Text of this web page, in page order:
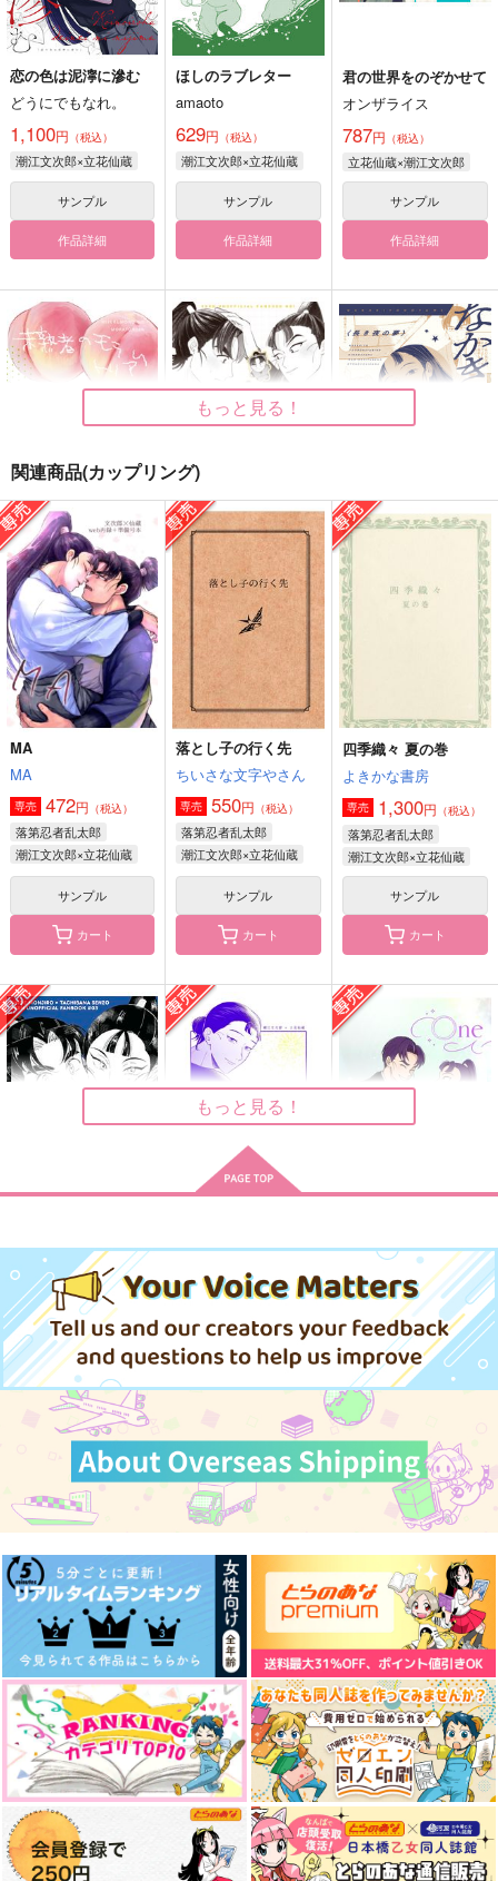
恋の色は泥濘に滲む
どうにでもなれ。
1,100円 （税込）
潮江文次郎×立花仙蔵
サンプル
作品詳細
ほしのラブレター
amaoto
629円 （税込）
潮江文次郎×立花仙蔵
サンプル
作品詳細
君の世界をのぞかせて
オンザライス
787円 （税込）
立花仙蔵×潮江文次郎
サンプル
作品詳細
未熟者のモラトリアム
コロリンハムスター
ズ
472円（税込）
潮江文次郎×立花仙蔵
サンプル
作品詳細
だれかと、なにかと、
綿と、
借金地下労働24時
472 円 （税込）
潮江文次郎×立花仙蔵
サンプル
作品詳細
なかきよのゆめ
take
787 （税込）
潮江文次郎×立花仙蔵
作品詳細
カワラナイモノ
ハッピー町
787 （税込）
La la li lu
2MM
550円（税込）
潮江文次郎×立花仙蔵
サンプル
作品詳細
花と潮
472円（税込）
月に詠む手紙
OOPARTS
潮江文次郎×立花仙蔵
サンプル
作品詳細
どうか、それまでは
さんしょううお
立花仙蔵×潮江文次郎
サンプル
作品詳細
My dearest
ぽんコツDa
潮江文次郎×立花仙蔵
サンプル
作品詳細
もっと見る！
関連商品(カップリング)
MA
MA
専売 472円 （税込）
落第忍者乱太郎
潮江文次郎×立花仙蔵
サンプル
カート
落とし子の行く先
ちいさな文字やさん
専売 550円 （税込）
落第忍者乱太郎
潮江文次郎×立花仙蔵
サンプル
カート
四季織々 夏の巻
よきかな書房
専売 1,300円 （税込）
落第忍者乱太郎
潮江文次郎×立花仙蔵
サンプル
カート
まろやか大団円
専売 704円 （税込）
落第忍者乱太郎
潮江文次郎×立花仙蔵
サンプル
カート
推すに推されぬ
専売 472円（税込）
潮江文次郎×立花仙蔵
addict
専売 787円（税込）
落第忍者乱太郎
潮江文次郎×立花仙蔵
サンプル
転生エイリアンズ
うぞうむ蔵
専売 787円（税込）
落第忍者乱太郎
潮江文次郎×立花仙蔵
サンプル
archive TWO
立春立夏
専売 787 （税込）
落第忍者乱太郎
潮江文次郎×立花仙蔵
サンプル
A Blend Before Dawn
花とひつじ屋
専売 409円（税込）
落第忍者乱太郎
潮江文次郎×立花仙蔵
サンプル
もっと見る！